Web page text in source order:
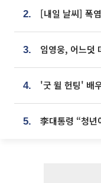
2.
3.
4.
5.